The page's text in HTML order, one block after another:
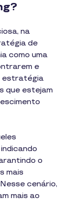
na
de
como uma
e
estratégia
que estejam
o
mais
cenário,
mais ao